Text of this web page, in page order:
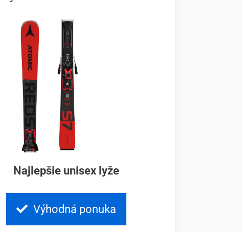
Najlepšie unisex lyže
Výhodná ponuka